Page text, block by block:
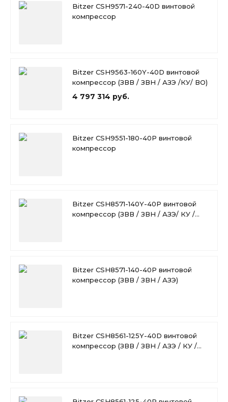
Bitzer CSH9571-240-40D винтовой
компрессор
Bitzer CSH9563-160Y-40D винтовой
компрессор (ЗВВ / ЗВН / АЗЭ /КУ/ ВО)
4 797 314 руб.
Bitzer CSH9551-180-40P винтовой
компрессор
Bitzer CSH8571-140Y-40P винтовой
компрессор (ЗВВ / ЗВН / АЗЭ/ КУ /
Bitzer CSH8571-140-40P винтовой
компрессор (ЗВВ / ЗВН / АЗЭ)
Bitzer CSH8561-125Y-40D винтовой
компрессор (ЗВВ / ЗВН / АЗЭ / КУ /